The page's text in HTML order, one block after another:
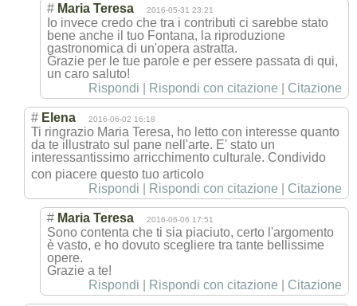
# Maria Teresa 2016-05-31 23:21
Io invece credo che tra i contributi ci sarebbe stato
bene anche il tuo Fontana, la riproduzione
gastronomica di un'opera astratta.
Grazie per le tue parole e per essere passata di qui,
un caro saluto!
Rispondi
Rispondi con citazione Citazione
# Elena 2016-06-02 16:18
Ti ringrazio Maria Teresa, ho letto con interesse quanto
da te illustrato sul pane nell'arte. E' stato un
interessantissimo arricchimento culturale. Condivido
con piacere questo tuo articolo
Rispondi
Rispondi con citazione Citazione
# Maria Teresa 2016-06-06 17:51
Sono contenta che ti sia piaciuto, certo l'argomento
è vasto, e ho dovuto scegliere tra tante bellissime
opere.
Grazie a te!
Rispondi
Rispondi con citazione Citazione